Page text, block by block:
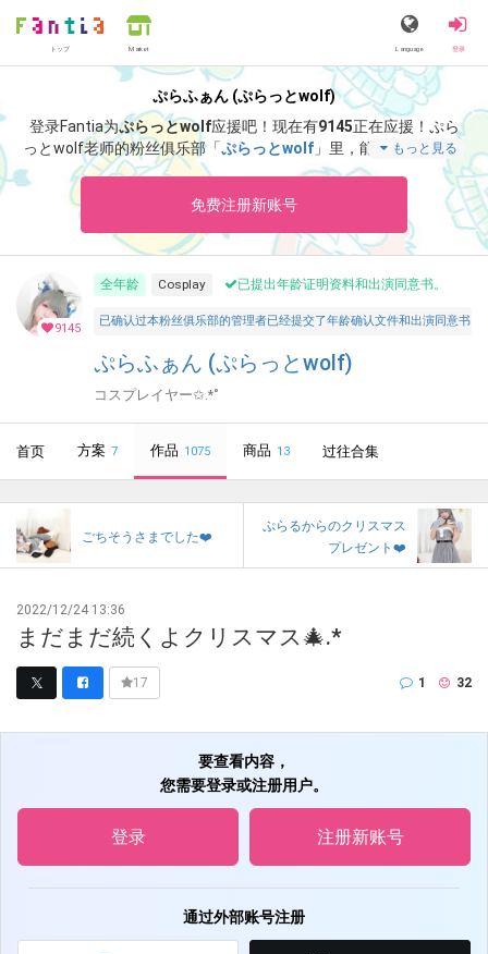
トップ Market Language 登录
ぷらふぁん (ぷらっとwolf)
登录Fantia为ぷらっとwolf应援吧！ 现在有9145正在应援！ ぷら
っとwolf老师的粉丝俱乐部「ぷらっとwolf」里，能够阅览「夏コ
ミ新作ROM ちょい見せ🫣💕衣装がセクシー過ぎて太ももも、お
もっと見る
免费注册新账号
9145
全年龄 Cosplay 已提出年龄证明资料和出演同意书。
已确认过本粉丝俱乐部的管理者已经提交了年龄确认文件和出演同意
ぷらふぁん (ぷらっとwolf)
コスプレイヤー✩.*˚
首页 方案 7 作品 1075 商品 13 过往合集
ごちそうさまでした❤️
ぷらるからのクリスマス
プレゼント❤️
2022/12/24 13:36
まだまだ続くよクリスマス🎄.*
17 1 32
要查看内容，
您需要登录或注册用户。
登录 注册新账号
通过外部账号注册